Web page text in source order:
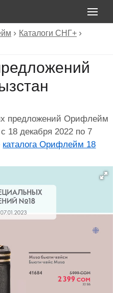
Каталоги СНГ+
предложений Орифлейм
18 декабря 2022 по 7
каталога Орифлейм 18